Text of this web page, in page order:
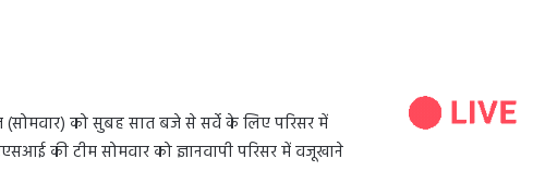
(सोमवार) को सुबह सात बजे से सर्वे के लिए परिसर में
की टीम सोमवार को ज्ञानवापी परिसर में वजूखाने